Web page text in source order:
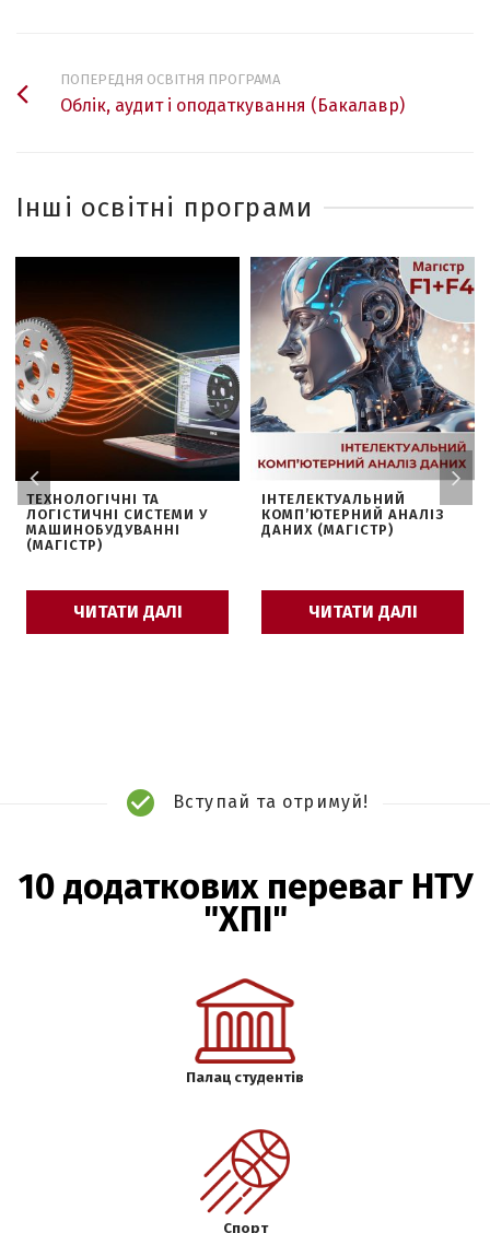
ПОПЕРЕДНЯ ОСВІТНЯ ПРОГРАМА
Облік, аудит і оподаткування (Бакалавр)
Інші освітні програми
ТЕХНОЛОГІЧНІ ТА
ЛОГІСТИЧНІ СИСТЕМИ У
МАШИНОБУДУВАННІ
(МАГІСТР)
ЧИТАТИ ДАЛІ
ІНТЕЛЕКТУАЛЬНИЙ
КОМП’ЮТЕРНИЙ АНАЛІЗ
ДАНИХ (МАГІСТР)
ЧИТАТИ ДАЛІ
Вступай та отримуй!
10 додаткових переваг НТУ
"ХПІ"
Палац студентів
Спорт